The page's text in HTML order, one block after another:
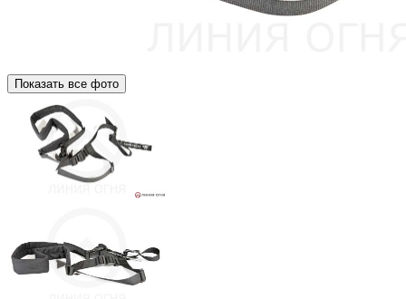
Показать все фото